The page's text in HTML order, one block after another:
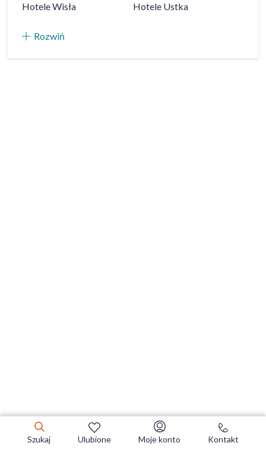
HoteleWisła Hotele Ustka
Rozwiń
Szukaj Ulubione Moje konto Kontakt